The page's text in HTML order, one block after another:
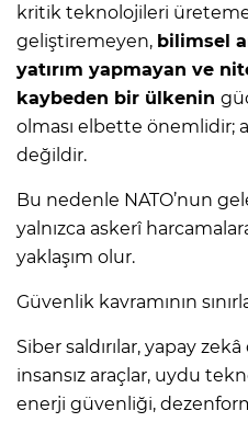
kritik teknolojileri
geliştiremeyen, bilimsel
yatırım yapmayan ve
kaybeden bir ülkenin
olması elbette önemlidir;
değildir.
Bu nedenle NATO’nun
yalnızca askerî
yaklaşım olur.
Güvenlik kavramının
Siber saldırılar, yapay
insansız araçlar, uydu
enerji güvenliği,